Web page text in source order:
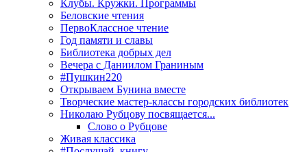
Клубы. Кружки. Программы
Беловские чтения
ПервоКлассное чтение
Год памяти и славы
Библиотека добрых дел
Вечера с Даниилом Граниным
#Пушкин220
Открываем Бунина вместе
Творческие мастер-классы городских библиотек
Николаю Рубцову посвящается...
Слово о Рубцове
Живая классика